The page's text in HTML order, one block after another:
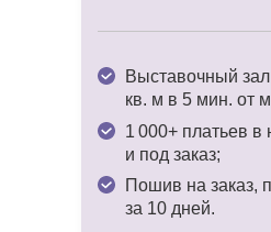
Выставочный
кв. м в 5 мин. от
1 000+ платьев в
и под заказ;
Пошив на заказ,
за 10 дней.